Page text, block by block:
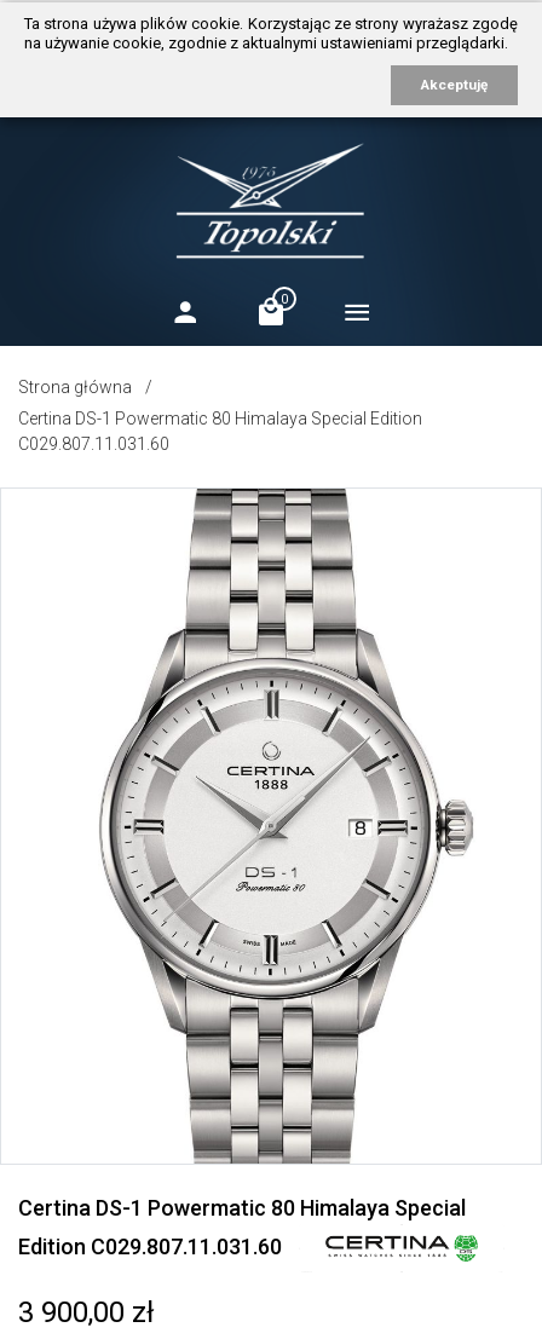
https://www.traditionrolex.com/3
Ta strona używa plików cookie. Korzystając ze strony wyrażasz zgodę
na używanie cookie, zgodnie z aktualnymi ustawieniami przeglądarki.
Akceptuję
0
Strona główna
Certina DS-1 Powermatic 80 Himalaya Special Edition
C029.807.11.031.60
Certina DS-1 Powermatic 80 Himalaya Special
Edition C029.807.11.031.60
3 900,00 zł